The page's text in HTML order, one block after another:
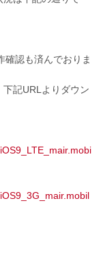
確認も済んでおりま
記URLよりダウン